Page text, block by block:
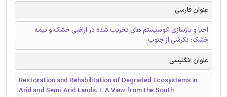
عنوان فارسی
احیا و بازسازی اکوسیستم های تخریب شده در اراضی خشک و نیمه
خشک: نگرشی از جنوب
عنوان انگلیسی
Restoration and Rehabilitation of Degraded Ecosystems in
Arid and Semi-Arid Lands. I. A View from the South